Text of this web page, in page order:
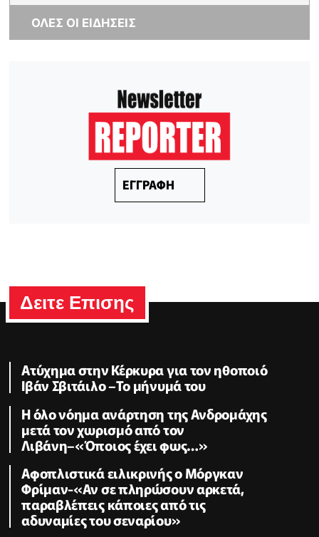
ΟΛΕΣ ΟΙ ΕΙΔΗΣΕΙΣ
ΕΓΓΡΑΦΗ
Δειτε Επισης
Ατύχημα στην Κέρκυρα για τον ηθοποιό
Ιβάν Σβιτάιλο –Το μήνυμά του
Η όλο νόημα ανάρτηση της Ανδρομάχης
μετά τον χωρισμό από τον
Λιβάνη–«Όποιος έχει φως…»
Αφοπλιστικά ειλικρινής ο Μόργκαν
Φρίμαν-«Αν σε πληρώσουν αρκετά,
παραβλέπεις κάποιες από τις
αδυναμίες του σεναρίου»